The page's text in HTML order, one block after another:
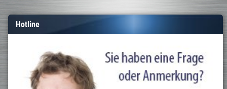
Hotline